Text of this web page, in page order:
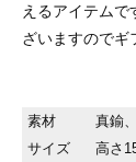
えるアイテム
ざいますのでギ
素材
真鍮
サイズ
高さ